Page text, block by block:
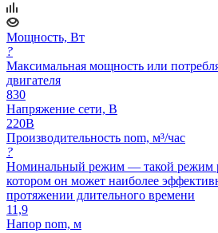
Мощность, Вт
?
Максимальная мощность или
двигателя
830
Напряжение сети, В
220В
Производительность nom, м³/час
?
Номинальный режим — такой режим
котором он может наиболее
протяжении длительного времени
11,9
Напор nom, м